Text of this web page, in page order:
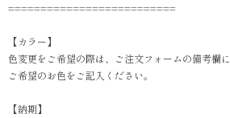
==========================
【カラー】
色変更をご希望の際は、ご注文フォームの備考欄に
ご希望のお色をご記入ください。
【納期】